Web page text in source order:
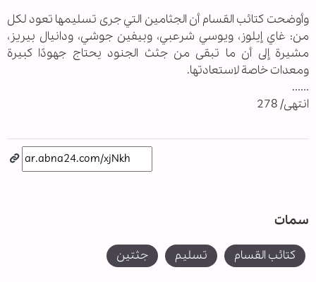
وأوضحت كتائب القسام أن الجثامين التي جرى تسليمها تعود لكل
من: غاي إيلوز، ويوسي شرعبي، وبيفين جوشي، ودانيال بيريز،
مشيرة إلى أن ما تبقى من جثث الجنود يحتاج جهودًا كبيرة
ومعدات خاصة لاستعادتها.
......
انتهى/ 278
سمات
كتائب القسام تسليم جثتين